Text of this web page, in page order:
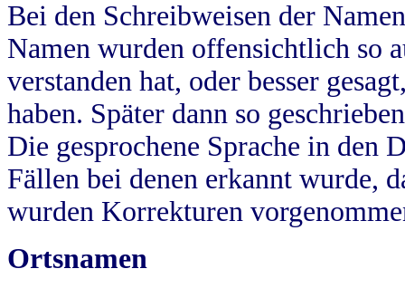
Bei den Schreibweisen der
Namen wurden offensichtlich so
verstanden hat, oder besser
haben. Später dann so
Die gesprochene Sprache in
Fällen bei denen erkannt wurde,
wurden Korrekturen
Ortsnamen